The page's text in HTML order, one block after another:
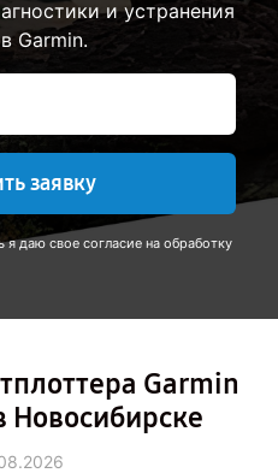
и устранения
Garmin.
заявку
даю свое согласие на обработку
Garmin
Новосибирске